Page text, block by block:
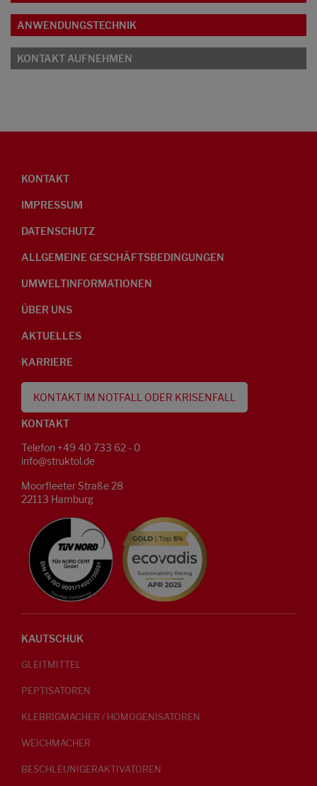
ANWENDUNGSTECHNIK
KONTAKT AUFNEHMEN
KONTAKT
IMPRESSUM
DATENSCHUTZ
ALLGEMEINE GESCHÄFTSBEDINGUNGEN
UMWELTINFORMATIONEN
ÜBER UNS
AKTUELLES
KARRIERE
KONTAKT IM NOTFALL ODER KRISENFALL
KONTAKT
Telefon +49 40 733 62 - 0
info@struktol.de
Moorfleeter Straße 28
22113 Hamburg
KAUTSCHUK
GLEITMITTEL
PEPTISATOREN
KLEBRIGMACHER / HOMOGENISATOREN
WEICHMACHER
BESCHLEUNIGERAKTIVATOREN